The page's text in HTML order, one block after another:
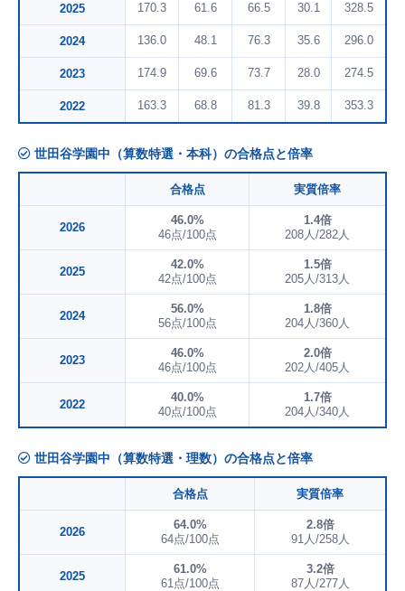
2025 170.3 61.6 66.5 30.1 328.5
2024 136.0 48.1 76.3 35.6 296.0
2023 174.9 69.6 73.7 28.0 274.5
2022 163.3 68.8 81.3 39.8 353.3
世田谷学園中（算数特選・本科）の合格点と倍率
合格点 実質倍率
2026
46.0%
46点/100点
1.4倍
208人/282人
2025
42.0%
42点/100点
1.5倍
205人/313人
2024
56.0%
56点/100点
1.8倍
204人/360人
2023
46.0%
46点/100点
2.0倍
202人/405人
2022
40.0%
40点/100点
1.7倍
204人/340人
世田谷学園中（算数特選・理数）の合格点と倍率
合格点 実質倍率
2026
64.0%
64点/100点
2.8倍
91人/258人
2025
61.0%
61点/100点
3.2倍
87人/277人